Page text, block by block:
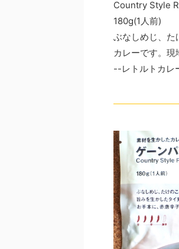
Country Style
180g(1人前)
ぶなしめじ、た
カレーです。現
--レトルトカレ